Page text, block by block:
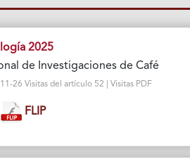
2025
de Investigaciones de Café
26 Visitas del artículo 52 | Visitas PDF
FLIP